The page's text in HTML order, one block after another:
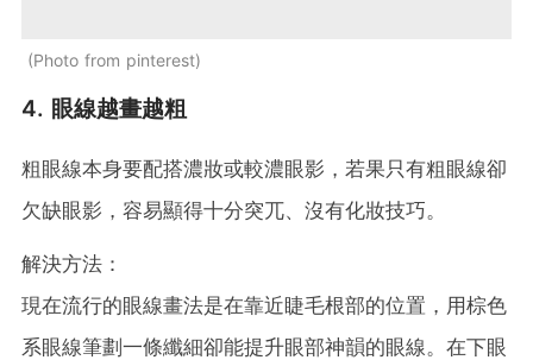
Photo from pinterest
4. 眼線越畫越粗
粗眼線本身要配搭濃妝或較濃眼影，若果只有粗眼線卻
欠缺眼影，容易顯得十分突兀、沒有化妝技巧。
解決方法：
現在流行的眼線畫法是在靠近睫毛根部的位置，用棕色
系眼線筆劃一條纖細卻能提升眼部神韻的眼線。在下眼